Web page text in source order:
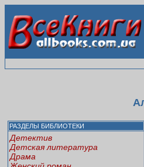
РАЗДЕЛЫ БИБЛИОТЕКИ
Детектив
Детская литература
Драма